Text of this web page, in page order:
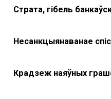
Страта, гібель
Несанкцыянаванае
Крадзеж наяўных